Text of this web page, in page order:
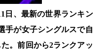
日、最新の世界ランキン
手が女子シングルスで自
。前回から2ランクアッ